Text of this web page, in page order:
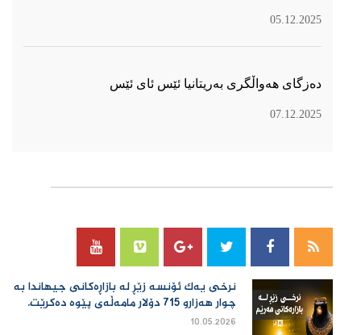
05.12.2025
دەزگای هەواڵگری بەریتانیا ئێس ئای ئێس
07.12.2025
نرخی یەك ئۆنسە زێڕ لە بازاڕەكانی جیهاندا بە
چوار هەزارو 715 دۆلار مامەڵەی پێوە دەكرێت.
10.05.2026